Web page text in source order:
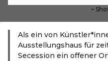
Als ein von
Ausstellungshaus für
Secession ein offener